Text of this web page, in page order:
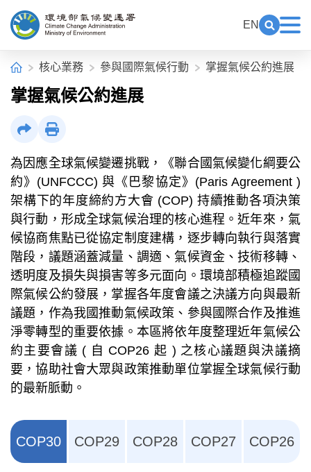
EN
首頁核心業務 參與國際氣候行動 掌握氣候公約進展
掌握氣候公約進展
為因應全球氣候變遷挑戰，《聯合國氣候變化綱要公
約》(UNFCCC) 與《巴黎協定》(Paris Agreement )
架構下的年度締約方大會 (COP) 持續推動各項決策
與行動，形成全球氣候治理的核心進程。近年來，氣
候協商焦點已從協定制度建構，逐步轉向執行與落實
階段，議題涵蓋減量、調適、氣候資金、技術移轉、
透明度及損失與損害等多元面向。環境部積極追蹤國
際氣候公約發展，掌握各年度會議之決議方向與最新
議題，作為我國推動氣候政策、參與國際合作及推進
淨零轉型的重要依據。本區將依年度整理近年氣候公
約主要會議 ( 自 COP26 起 ) 之核心議題與決議摘
要，協助社會大眾與政策推動單位掌握全球氣候行動
的最新脈動。
COP30 COP29 COP28 COP27 COP26